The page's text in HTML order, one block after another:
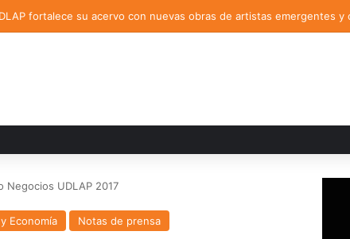
fortalece su acervo con nuevas obras de artistas emergentes y
Negocios UDLAP 2017
Economía Notas de prensa